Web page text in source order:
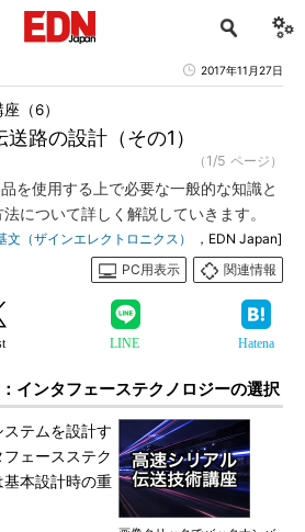
2017年11月27日
路の設計（その1）
（6）
（1/5 ページ）
を使用する上で必要な一般的な知識と
について詳しく解説していきます。
文（ザインエレクトロニクス）
，EDN Japan]
PC用表示
関連情報
LINE Hatena
インタフェーステクノロジーの選択
テムを設計す
ェースステク
基本設計時の重